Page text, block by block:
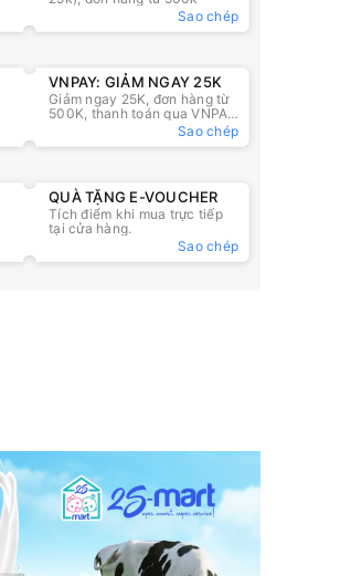
Sao chép
VNPAY: GIẢM NGAY 25K
Giảm ngay 25K, đơn hàng từ
500K, thanh toán qua VNPAY
Sao chép
QUÀ TẶNG E-VOUCHER
Tích điểm khi mua trực tiếp
tại cửa hàng.
Sao chép